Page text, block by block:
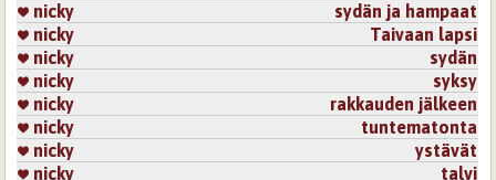
nicky
sydän ja hampaat
nicky
Taivaan lapsi
nicky
sydän
nicky
syksy
nicky
rakkauden jälkeen
nicky
tuntematonta
nicky
ystävät
nicky
talvi